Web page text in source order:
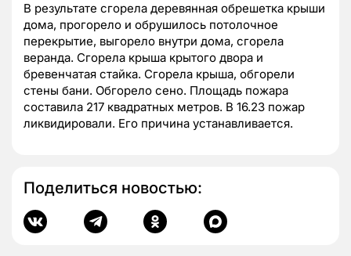
В результате сгорела деревянная обрешетка крыши
дома, прогорело и обрушилось потолочное
перекрытие, выгорело внутри дома, сгорела
веранда. Сгорела крыша крытого двора и
бревенчатая стайка. Сгорела крыша, обгорели
стены бани. Обгорело сено. Площадь пожара
составила 217 квадратных метров. В 16.23 пожар
ликвидировали. Его причина устанавливается.
Поделиться новостью: